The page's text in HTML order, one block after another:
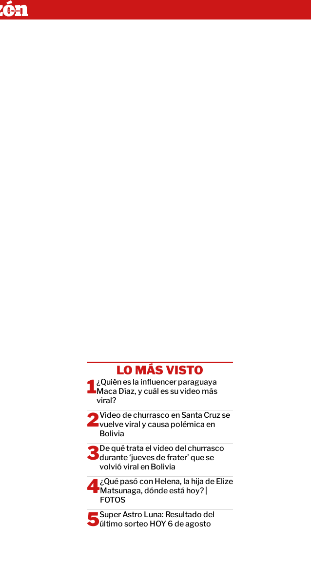
LO MÁS VISTO
¿Quién es la influencer paraguaya
Maca Díaz, y cuál es su video más
viral?
Video de churrasco en Santa Cruz se
vuelve viral y causa polémica en
Bolivia
De qué trata el video del churrasco
durante ‘jueves de frater’ que se
volvió viral en Bolivia
¿Qué pasó con Helena, la hija de Elize
Matsunaga, dónde está hoy? |
FOTOS
Super Astro Luna: Resultado del
último sorteo HOY 6 de agosto